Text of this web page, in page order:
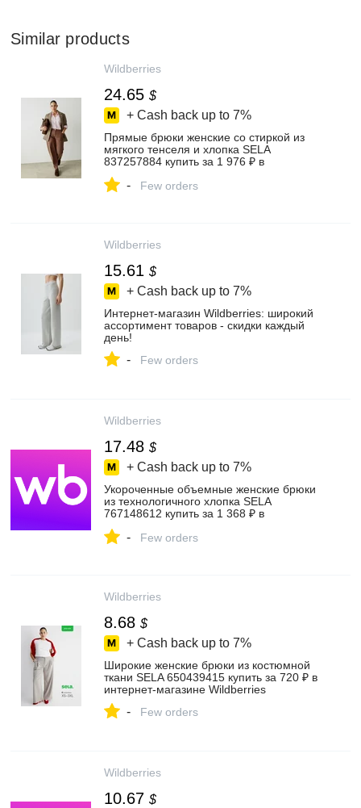
Similar products
Wildberries
24.65 $
+ Cash back up to 7%
Прямые брюки женские со стиркой из
мягкого тенселя и хлопка SELA
837257884 купить за 1 976 ₽ в
- Few orders
Wildberries
15.61 $
+ Cash back up to 7%
Интернет‑магазин Wildberries: широкий
ассортимент товаров - скидки каждый
день!
- Few orders
Wildberries
17.48 $
+ Cash back up to 7%
Укороченные объемные женские брюки
из технологичного хлопка SELA
767148612 купить за 1 368 ₽ в
- Few orders
Wildberries
8.68 $
+ Cash back up to 7%
Широкие женские брюки из костюмной
ткани SELA 650439415 купить за 720 ₽ в
интернет‑магазине Wildberries
- Few orders
Wildberries
10.67 $